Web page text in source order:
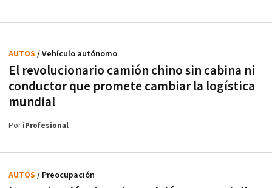
El revolucionario camión chino sin cabina ni
conductor que promete cambiar la logística
mundial
AUTOS / Vehículo autónomo
PoriProfesional
AUTOS / Preocupación